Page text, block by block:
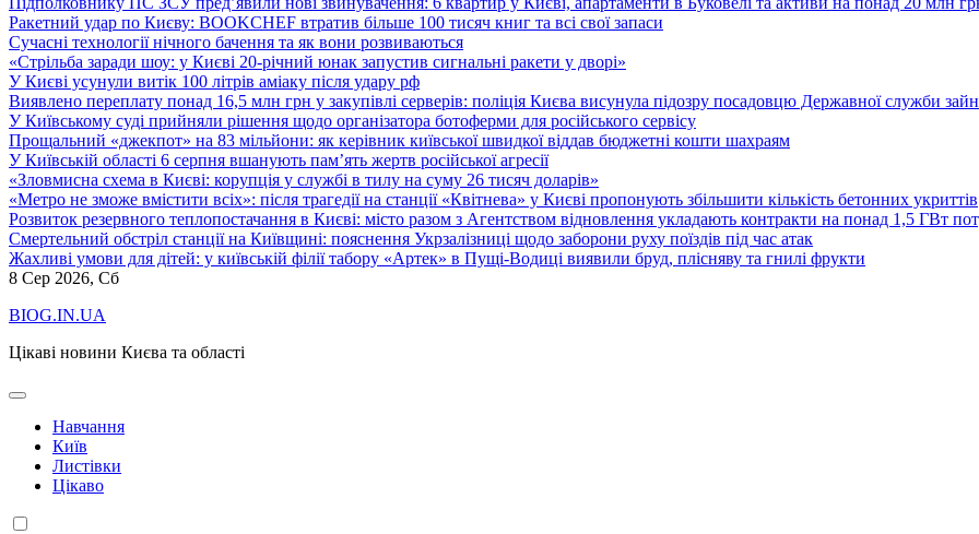
Ракетний удар по Києву: BOOKCHEF втратив більше 100 тисяч книг та всі свої запаси
Сучасні технології нічного бачення та як вони розвиваються
«Стрільба заради шоу: у Києві 20-річний юнак запустив сигнальні ракети у дворі»
У Києві усунули витік 100 літрів аміаку після удару рф
Виявлено переплату понад 16,5 млн грн у закупівлі серверів: поліція Києва висунула підозру посадовцю Державної служби
У Київському суді прийняли рішення щодо організатора ботоферми для російського сервісу
Прощальний «джекпот» на 83 мільйони: як керівник київської швидкої віддав бюджетні кошти шахраям
У Київській області 6 серпня вшанують пам’ять жертв російської агресії
«Зловмисна схема в Києві: корупція у службі в тилу на суму 26 тисяч доларів»
«Метро не зможе вмістити всіх»: після трагедії на станції «Квітнева» у Києві пропонують збільшити кількість бетонних укриттів
Розвиток резервного теплопостачання в Києві: місто разом з Агентством відновлення укладають контракти на понад 1,5 ГВт
Смертельний обстріл станції на Київщині: пояснення Укрзалізниці щодо заборони руху поїздів під час атак
Жахливі умови для дітей: у київській філії табору «Артек» в Пущі-Водиці виявили бруд, плісняву та гнилі фрукти
8 Сер 2026, Сб
BIOG.IN.UA
Цікаві новини Києва та області
Навчання
Київ
Листівки
Цікаво